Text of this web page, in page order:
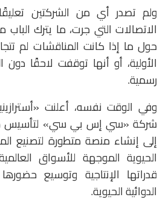
ولم تصدر أي من الشركتين
الاتصالات التي جرت، ما يترك
حول ما إذا كانت المناقشات لم
الأولية، أو أنها توقفت لاحقًا
رسمية.
وفي الوقت نفسه، أعلنت
شركة «سي إس بي سي» لتأسيس
إلى إنشاء منصة متطورة لتصنيع
الحيوية الموجهة للأسواق
قدراتها الإنتاجية وتوسيع
الدوائية الحيوية.